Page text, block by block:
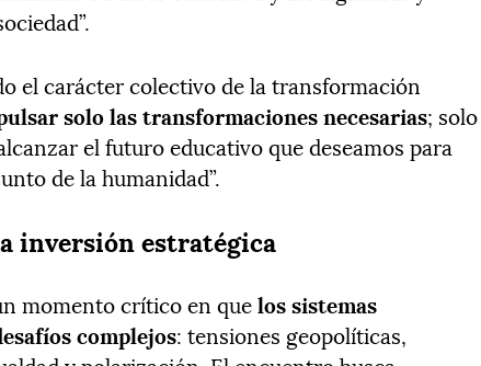
el carácter colectivo de la transformación
solo las transformaciones necesarias; solo
el futuro educativo que deseamos para
de la humanidad”.
inversión estratégica
momento crítico en quelos sistemas
complejos: tensiones geopolíticas,